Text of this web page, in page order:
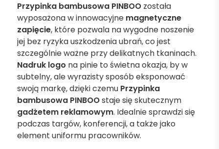
Przypinka bambusowa PINBOO została
wyposażona w innowacyjne magnetyczne
zapięcie, które pozwala na wygodne noszenie
jej bez ryzyka uszkodzenia ubrań, co jest
szczególnie ważne przy delikatnych tkaninach.
Nadruk logo na pinie to świetna okazja, by w
subtelny, ale wyrazisty sposób eksponować
swoją markę, dzięki czemu Przypinka
bambusowa PINBOOstaje się skutecznym
gadżetem reklamowym. Idealnie sprawdzi się
podczas targów, konferencji, a także jako
element uniformu pracowników.